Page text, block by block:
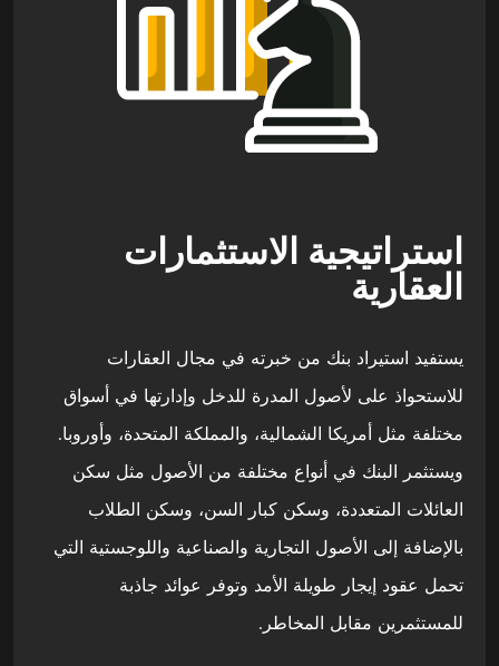
استراتيجية الاستثمارات
العقارية
يستفيد استيراد بنك من خبرته في مجال العقارات
للاستحواذ على لأصول المدرة للدخل وإدارتها في أسواق
مختلفة مثل أمريكا الشمالية، والمملكة المتحدة، وأوروبا.
ويستثمر البنك في أنواع مختلفة من الأصول مثل سكن
العائلات المتعددة، وسكن كبار السن، وسكن الطلاب
بالإضافة إلى الأصول التجارية والصناعية واللوجستية التي
تحمل عقود إيجار طويلة الأمد وتوفر عوائد جاذبة
للمستثمرين مقابل المخاطر.